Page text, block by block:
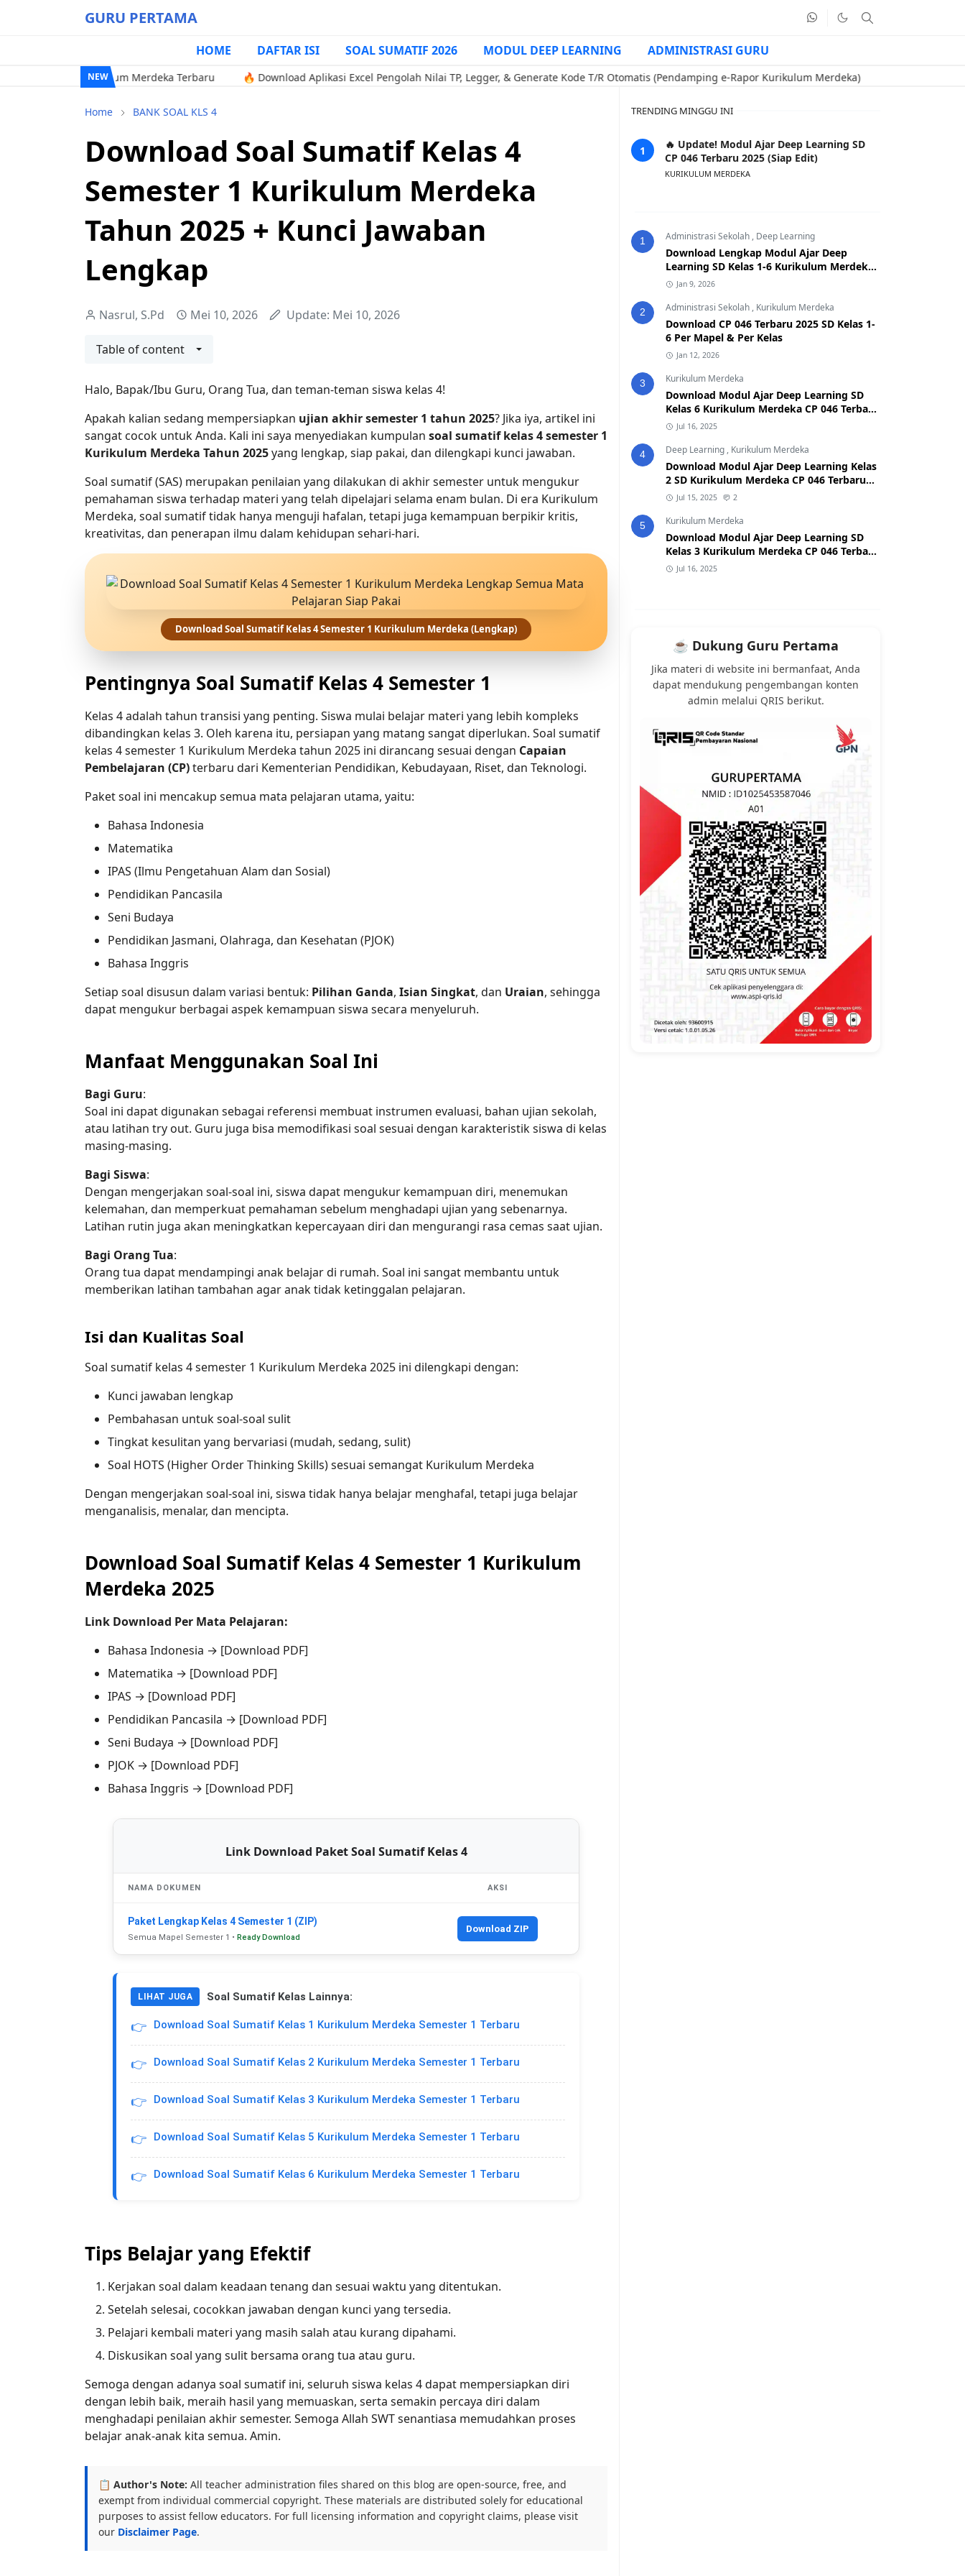
GURU PERTAMA
HOME DAFTAR ISI SOAL SUMATIF 2026 MODUL DEEP LEARNING ADMINISTRASI GURU
NEW
SD Kurikulum Merdeka Terbaru 🔥 Download Aplikasi Excel Pengolah Nilai TP, Legger, & Generate Kode T/R Otomatis (Pendamping e-Rapor Kurikulum Merdeka) 🔥 Contoh Soal Uji
Home BANK SOAL KLS 4
Download Soal Sumatif Kelas 4
Semester 1 Kurikulum Merdeka
Tahun 2025 + Kunci Jawaban
Lengkap
Nasrul, S.Pd Mei 10, 2026 Update: Mei 10, 2026
Table of content
Halo, Bapak/Ibu Guru, Orang Tua, dan teman-teman siswa kelas 4!
Apakah kalian sedang mempersiapkan ujian akhir semester 1 tahun 2025? Jika iya, artikel ini
sangat cocok untuk Anda. Kali ini saya menyediakan kumpulan soal sumatif kelas 4 semester 1
Kurikulum Merdeka Tahun 2025 yang lengkap, siap pakai, dan dilengkapi kunci jawaban.
Soal sumatif (SAS) merupakan penilaian yang dilakukan di akhir semester untuk mengukur
pemahaman siswa terhadap materi yang telah dipelajari selama enam bulan. Di era Kurikulum
Merdeka, soal sumatif tidak hanya menguji hafalan, tetapi juga kemampuan berpikir kritis,
kreativitas, dan penerapan ilmu dalam kehidupan sehari-hari.
Download Soal Sumatif Kelas 4 Semester 1 Kurikulum Merdeka (Lengkap)
Pentingnya Soal Sumatif Kelas 4 Semester 1
Kelas 4 adalah tahun transisi yang penting. Siswa mulai belajar materi yang lebih kompleks
dibandingkan kelas 3. Oleh karena itu, persiapan yang matang sangat diperlukan. Soal sumatif
kelas 4 semester 1 Kurikulum Merdeka tahun 2025 ini dirancang sesuai dengan Capaian
Pembelajaran (CP) terbaru dari Kementerian Pendidikan, Kebudayaan, Riset, dan Teknologi.
Paket soal ini mencakup semua mata pelajaran utama, yaitu:
Bahasa Indonesia
Matematika
IPAS (Ilmu Pengetahuan Alam dan Sosial)
Pendidikan Pancasila
Seni Budaya
Pendidikan Jasmani, Olahraga, dan Kesehatan (PJOK)
Bahasa Inggris
Setiap soal disusun dalam variasi bentuk: Pilihan Ganda, Isian Singkat, dan Uraian, sehingga
dapat mengukur berbagai aspek kemampuan siswa secara menyeluruh.
Manfaat Menggunakan Soal Ini
Bagi Guru:
Soal ini dapat digunakan sebagai referensi membuat instrumen evaluasi, bahan ujian sekolah,
atau latihan try out. Guru juga bisa memodifikasi soal sesuai dengan karakteristik siswa di kelas
masing-masing.
Bagi Siswa:
Dengan mengerjakan soal-soal ini, siswa dapat mengukur kemampuan diri, menemukan
kelemahan, dan memperkuat pemahaman sebelum menghadapi ujian yang sebenarnya.
Latihan rutin juga akan meningkatkan kepercayaan diri dan mengurangi rasa cemas saat ujian.
Bagi Orang Tua:
Orang tua dapat mendampingi anak belajar di rumah. Soal ini sangat membantu untuk
memberikan latihan tambahan agar anak tidak ketinggalan pelajaran.
Isi dan Kualitas Soal
Soal sumatif kelas 4 semester 1 Kurikulum Merdeka 2025 ini dilengkapi dengan:
Kunci jawaban lengkap
Pembahasan untuk soal-soal sulit
Tingkat kesulitan yang bervariasi (mudah, sedang, sulit)
Soal HOTS (Higher Order Thinking Skills) sesuai semangat Kurikulum Merdeka
Dengan mengerjakan soal-soal ini, siswa tidak hanya belajar menghafal, tetapi juga belajar
menganalisis, menalar, dan mencipta.
Download Soal Sumatif Kelas 4 Semester 1 Kurikulum
Merdeka 2025
Link Download Per Mata Pelajaran:
Bahasa Indonesia → [Download PDF]
Matematika → [Download PDF]
IPAS → [Download PDF]
Pendidikan Pancasila → [Download PDF]
Seni Budaya → [Download PDF]
PJOK → [Download PDF]
Bahasa Inggris → [Download PDF]
Link Download Paket Soal Sumatif Kelas 4
NAMA DOKUMEN AKSI
Paket Lengkap Kelas 4 Semester 1 (ZIP)
Semua Mapel Semester 1 • Ready Download
Download ZIP
LIHAT JUGA Soal Sumatif Kelas Lainnya:
👉 Download Soal Sumatif Kelas 1 Kurikulum Merdeka Semester 1 Terbaru
👉 Download Soal Sumatif Kelas 2 Kurikulum Merdeka Semester 1 Terbaru
👉 Download Soal Sumatif Kelas 3 Kurikulum Merdeka Semester 1 Terbaru
👉 Download Soal Sumatif Kelas 5 Kurikulum Merdeka Semester 1 Terbaru
👉 Download Soal Sumatif Kelas 6 Kurikulum Merdeka Semester 1 Terbaru
Tips Belajar yang Efektif
Kerjakan soal dalam keadaan tenang dan sesuai waktu yang ditentukan.
Setelah selesai, cocokkan jawaban dengan kunci yang tersedia.
Pelajari kembali materi yang masih salah atau kurang dipahami.
Diskusikan soal yang sulit bersama orang tua atau guru.
Semoga dengan adanya soal sumatif ini, seluruh siswa kelas 4 dapat mempersiapkan diri
dengan lebih baik, meraih hasil yang memuaskan, serta semakin percaya diri dalam
menghadapi penilaian akhir semester. Semoga Allah SWT senantiasa memudahkan proses
belajar anak-anak kita semua. Amin.
📋 Author's Note: All teacher administration files shared on this blog are open-source, free, and
exempt from individual commercial copyright. These materials are distributed solely for educational
purposes to assist fellow educators. For full licensing information and copyright claims, please visit
our Disclaimer Page.
TRENDING MINGGU INI
🔥 Update! Modul Ajar Deep Learning SD
CP 046 Terbaru 2025 (Siap Edit)
KURIKULUM MERDEKA
1 Administrasi Sekolah , Deep Learning
Download Lengkap Modul Ajar Deep
Learning SD Kelas 1-6 Kurikulum Merdeka
CP 046 Terbaru 2025
Jan 9, 2026
2 Administrasi Sekolah , Kurikulum Merdeka
Download CP 046 Terbaru 2025 SD Kelas 1-
6 Per Mapel & Per Kelas
Jan 12, 2026
3 Kurikulum Merdeka
Download Modul Ajar Deep Learning SD
Kelas 6 Kurikulum Merdeka CP 046 Terbaru
2025Jul 16, 2025
4 Deep Learning , Kurikulum Merdeka
Download Modul Ajar Deep Learning Kelas
2 SD Kurikulum Merdeka CP 046 Terbaru
2026/2027 (Format Word & PDF)
Jul 15, 2025 2
5 Kurikulum Merdeka
Download Modul Ajar Deep Learning SD
Kelas 3 Kurikulum Merdeka CP 046 Terbaru
2025Jul 16, 2025
☕ Dukung Guru Pertama
Jika materi di website ini bermanfaat, Anda
dapat mendukung pengembangan konten
admin melalui QRIS berikut.